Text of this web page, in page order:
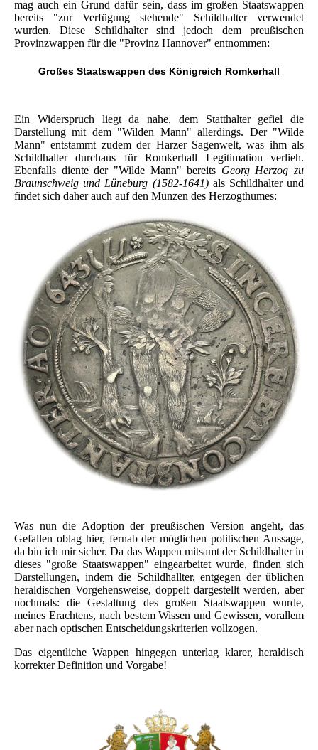
mag auch ein Grund dafür sein, dass im großen Staatswappen
bereits "zur Verfügung stehende" Schildhalter verwendet
wurden. Diese Schildhalter sind jedoch dem preußischen
Provinzwappen für die "Provinz Hannover" entnommen:
Großes Staatswappen des Königreich Romkerhall
Ein Widerspruch liegt da nahe, dem Statthalter gefiel die
Darstellung mit dem "Wilden Mann" allerdings. Der "Wilde
Mann" entstammt zudem der Harzer Sagenwelt, was ihm als
Schildhalter durchaus für Romkerhall Legitimation verlieh.
Ebenfalls diente der "Wilde Mann" bereits Georg Herzog zu
Braunschweig und Lüneburg (1582-1641)als Schildhalter und
findet sich daher auch auf den Münzen des Herzogthumes:
Was nun die Adoption der preußischen Version angeht, das
Gefallen oblag hier, fernab der möglichen politischen Aussage,
da bin ich mir sicher. Da das Wappen mitsamt der Schildhalter in
dieses "große Staatswappen" eingearbeitet wurde, finden sich
Darstellungen, indem die Schildhallter, entgegen der üblichen
heraldischen Vorgehensweise, doppelt dargestellt werden, aber
nochmals: die Gestaltung des großen Staatswappen wurde,
meines Erachtens, nach bestem Wissen und Gewissen, vorallem
aber nach optischen Entscheidungskriterien vollzogen.
Das eigentliche Wappen hingegen unterlag klarer, heraldisch
korrekter Definition und Vorgabe!